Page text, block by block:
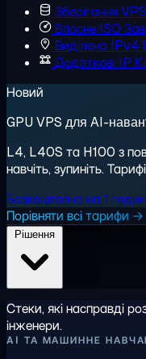
Зберігання VPS
Власне ISO
Виділена IPv4
Додаткові IP
Новий
GPU VPS для AI-
L4, L40S та H100 з
навчіть, зупиніть.
Безкоштовно на 1
Порівняти всі тарифи →
Стеки, які насправді
інженери.
AI ТА МАШИННЕ